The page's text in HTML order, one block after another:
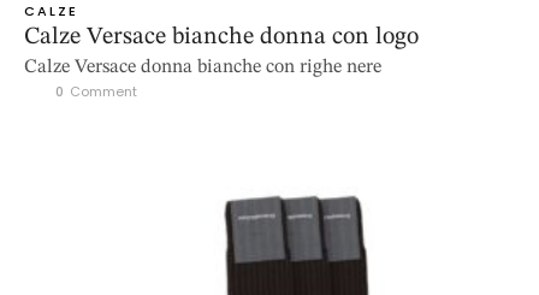
CALZE
Calze Versace bianche donna con logo
Calze Versace donna bianche con righe nere
0 Comment